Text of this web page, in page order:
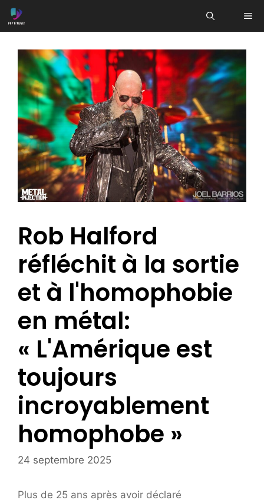
Aller
au
Rob Halford
réfléchit à la sortie
et à l'homophobie
en métal:
« L'Amérique est
toujours
incroyablement
homophobe »
24 septembre 2025
Plus de 25 ans après avoir déclaré